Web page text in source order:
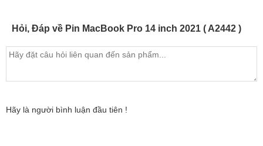
- Hotline CSKH dịch vụ sửa chữa: 0944-283-283
Hỏi, Đáp về Pin MacBook Pro 14 inch 2021 ( A2442 )
Hãy là người bình luận đầu tiên !